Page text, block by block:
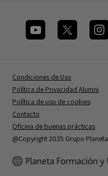
Condiciones de Uso
Política de Privacidad Alumni
Política de uso de cookies
Contacto
Oficina de buenas prácticas
@Copyright 2025 Grupo Planeta